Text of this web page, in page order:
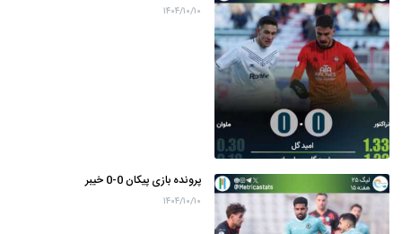
۱۴۰۴/۱۰/۱۰
پرونده بازی پیکان 0-0 خیبر
۱۴۰۴/۱۰/۱۰